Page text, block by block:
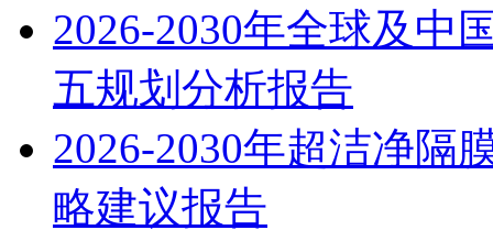
2026-2030年全球及中
五规划分析报告
2026-2030年超洁净隔
略建议报告